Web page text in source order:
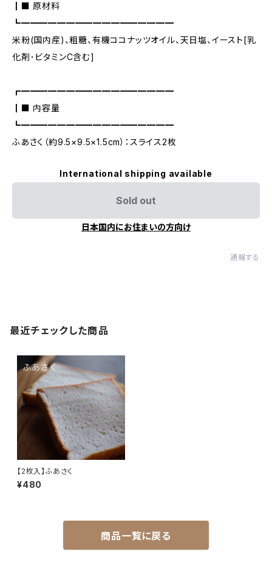
┃■ 原材料
┗━━━━━━━━━━━━━━━━━
米粉(国内産)、粗糖、有機ココナッツオイル、天日塩、イースト[乳
化剤･ビタミンC含む]
┏━━━━━━━━━━━━━━━━━
┃■ 内容量
┗━━━━━━━━━━━━━━━━━
ふあさく（約9.5×9.5×1.5cm）：スライス2枚
International shipping available
Sold out
日本国内にお住まいの方向け
通報する
最近チェックした商品
【2枚入】ふあさく
¥480
商品一覧に戻る